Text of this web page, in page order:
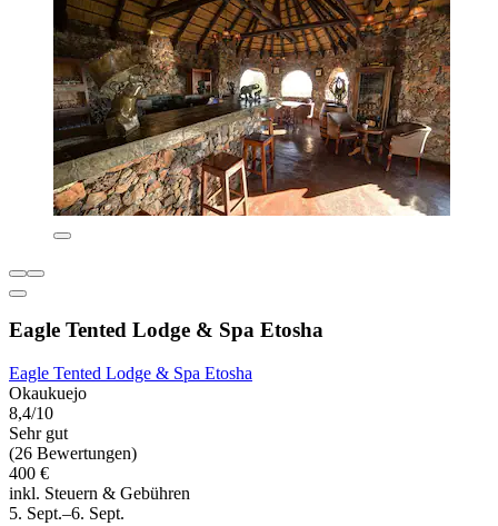
Eagle Tented Lodge & Spa Etosha
Eagle Tented Lodge & Spa Etosha
Okaukuejo
8,4/10
Sehr gut
(26 Bewertungen)
400 €
inkl. Steuern & Gebühren
5. Sept.–6. Sept.